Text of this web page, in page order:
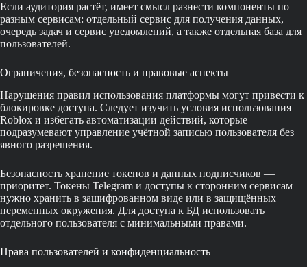
Если аудитория растёт, имеет смысл разнести компоненты по
разным сервисам: отдельный сервис для получения данных,
очередь задач и сервис уведомлений, а также отдельная база для
пользователей.
Ограничения, безопасность и правовые аспекты
Нарушения правил использования платформы могут привести к
блокировке доступа. Следует изучить условия использования
Roblox и избегать автоматизации действий, которые
подразумевают управление учётной записью пользователя без
явного разрешения.
Безопасность хранение токенов и данных подписчиков —
приоритет. Токены Telegram и доступы к сторонним сервисам
нужно хранить в зашифрованном виде или в защищённых
переменных окружения. Для доступа к БД использовать
отдельного пользователя с минимальными правами.
Права пользователей и конфиденциальность